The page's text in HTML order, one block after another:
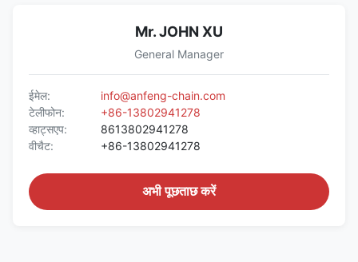
Mr. JOHN XU
General Manager
ईमेल:
info@anfeng-chain.com
टेलीफोन:
+86-13802941278
व्हाट्सएप:
8613802941278
वीचैट:
+86-13802941278
अभी पूछताछ करें